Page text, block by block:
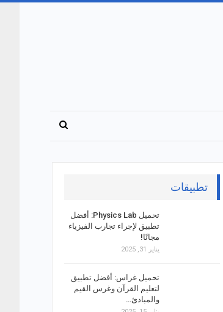
تطبيقات
تحميل Physics Lab: أفضل
تطبيق لإجراء تجارب الفيزياء
مجانًا!
يناير 31, 2025
تحميل غراس: أفضل تطبيق
لتعليم القرآن وغرس القيم
والمبادئ…